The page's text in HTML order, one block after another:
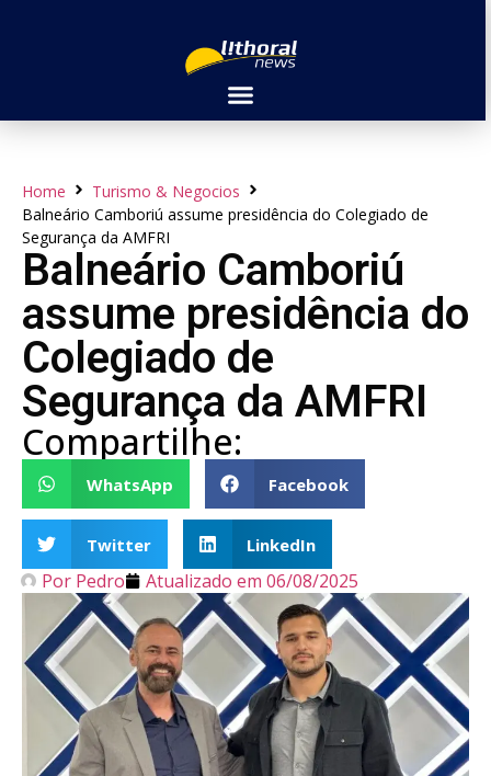
Home
Turismo & Negocios
Balneário Camboriú assume presidência do Colegiado de
Segurança da AMFRI
Balneário Camboriú
assume presidência do
Colegiado de
Segurança da AMFRI
Compartilhe:
WhatsApp Facebook
Twitter LinkedIn
Por Pedro Atualizado em 06/08/2025